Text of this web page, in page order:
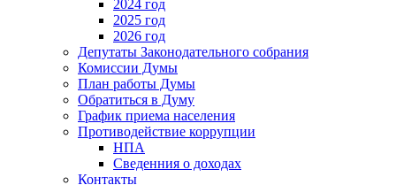
2024 год
2025 год
2026 год
Депутаты Законодательного собрания
Комиссии Думы
План работы Думы
Обратиться в Думу
График приема населения
Противодействие коррупции
НПА
Сведенния о доходах
Контакты